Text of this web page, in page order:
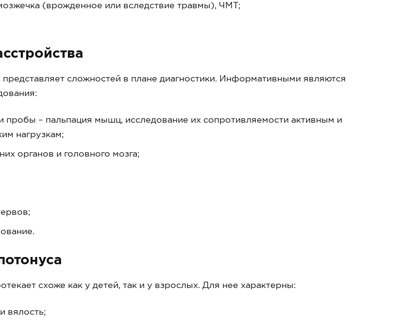
(врожденное или вследствие травмы), ЧМТ;
сложностей в плане диагностики. Информативными являются
пробы – пальпация мышц, исследование их сопротивляемости активным и
нагрузкам;
органов и головного мозга;
схоже как у детей, так и у взрослых. Для нее характерны:
вялость;